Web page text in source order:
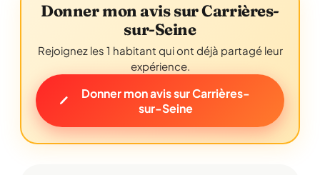
Donner mon avis sur Carrières-
sur-Seine
Rejoignez les 1 habitant qui ont déjà partagé leur
expérience.
Donner mon avis sur Carrières-
sur-Seine